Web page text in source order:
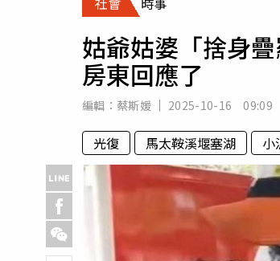
姑爺姑婆「捨身
房東回應了
編輯： 蔡斯媛 2025-10-16 09:09
光復 馬太鞍溪堰塞湖 小